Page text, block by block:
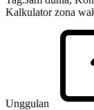
Kalkulator zona
Unggulan